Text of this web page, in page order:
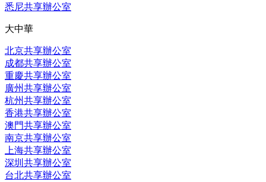
悉尼共享辦公室
大中華
北京共享辦公室
成都共享辦公室
重慶共享辦公室
廣州共享辦公室
杭州共享辦公室
香港共享辦公室
澳門共享辦公室
南京共享辦公室
上海共享辦公室
深圳共享辦公室
台北共享辦公室